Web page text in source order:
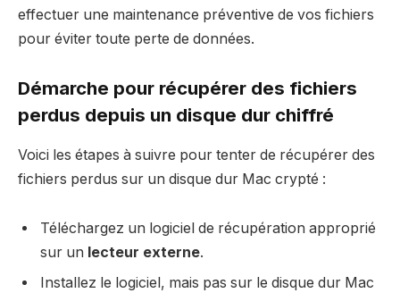
effectuer une maintenance préventive de vos fichiers
pour éviter toute perte de données.
Démarche pour récupérer des fichiers
perdus depuis un disque dur chiffré
Voici les étapes à suivre pour tenter de récupérer des
fichiers perdus sur un disque dur Mac crypté :
Téléchargez un logiciel de récupération approprié
sur un lecteur externe.
Installez le logiciel, mais pas sur le disque dur Mac